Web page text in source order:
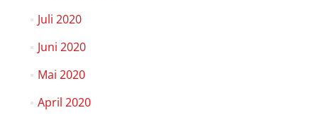
Juli 2020
Juni 2020
Mai 2020
April 2020